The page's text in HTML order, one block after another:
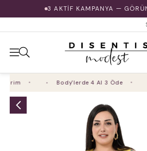
3 AKTİF KAMPANYA —
Body'lerde 4 Al 3 Öde